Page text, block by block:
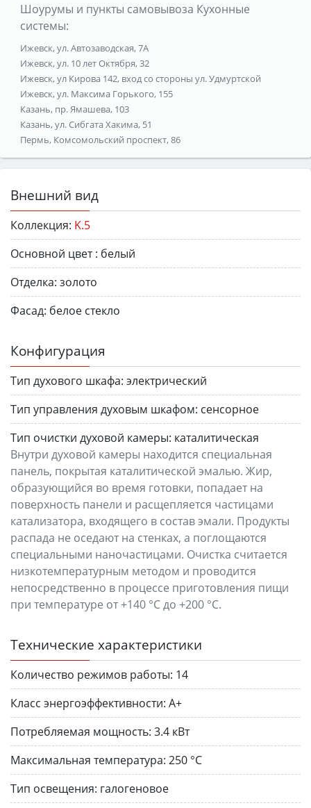
Шоурумы и пункты самовывоза Кухонные
системы:
Ижевск, ул. Автозаводская, 7А
Ижевск, ул. 10 лет Октября, 32
Ижевск, ул Кирова 142, вход со стороны ул. Удмуртской
Ижевск, ул. Максима Горького, 155
Казань, пр. Ямашева, 103
Казань, ул. Сибгата Хакима, 51
Пермь, Комсомольский проспект, 86
Внешний вид
Коллекция: K.5
Основной цвет : белый
Отделка: золото
Фасад: белое стекло
Конфигурация
Тип духового шкафа: электрический
Тип управления духовым шкафом: сенсорное
Тип очистки духовой камеры: каталитическая
Внутри духовой камеры находится специальная
панель, покрытая каталитической эмалью. Жир,
образующийся во время готовки, попадает на
поверхность панели и расщепляется частицами
катализатора, входящего в состав эмали. Продукты
распада не оседают на стенках, а поглощаются
специальными наночастицами. Очистка считается
низкотемпературным методом и проводится
непосредственно в процессе приготовления пищи
при температуре от +140 °C до +200 °C.
Технические характеристики
Количество режимов работы: 14
Класс энергоэффективности: A+
Потребляемая мощность: 3.4 кВт
Максимальная температура: 250 °C
Тип освещения: галогеновое